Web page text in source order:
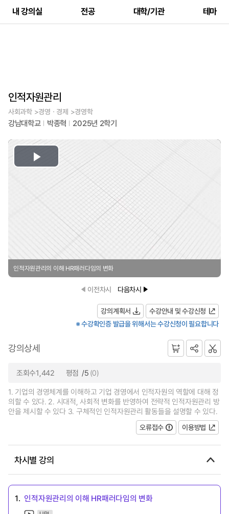
내 강의실 전공 대학/기관 테마
인적자원관리
사회과학 >경영ㆍ경제 >경영학
강남대학교 박종혁 2025년 2학기
Play
인적자원관리의 이해 HR패러다임의 변화
이전차시 다음차시
강의계획서
수강안내 및 수강신청
※ 수강확인증 발급을 위해서는 수강신청이 필요합니다
강의상세
조회수1,442 평점 /5 (0)
1. 기업의 경영체계를 이해하고 기업 경영에서 인적자원의 역할에 대해 정
의할 수 있다. 2. 시대적, 사회적 변화를 반영하여 전략적 인적자원관리 방
안을 제시할 수 있다 3. 구체적인 인적자원관리 활동들을 설명할 수 있다.
오류접수
이용방법
차시별 강의
1. 인적자원관리의 이해 HR패러다임의 변화